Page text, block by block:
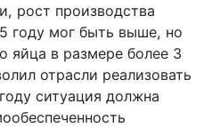
рост производства
году мог быть выше, но
яйца в размере более 3
отрасли реализовать
ситуация должна